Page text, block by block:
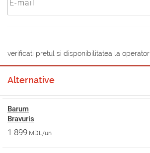
verificati pretul si disponibilitatea la operator
Alternative
Barum
Bravuris
1 899 MDL/un